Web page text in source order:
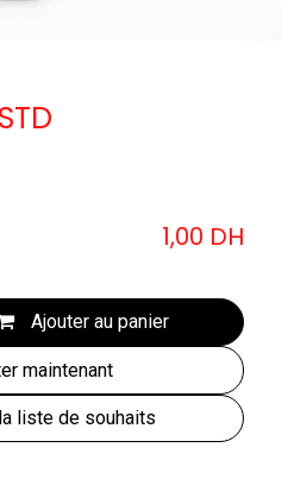
Ajouter au panier
maintenant
liste de souhaits
1,00 DH